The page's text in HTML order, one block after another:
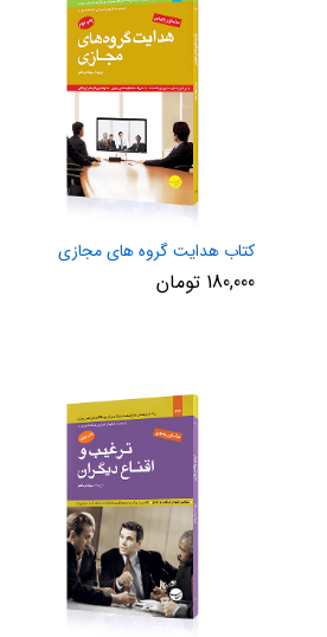
کتاب هدایت گروه های مجازی
180,000 تومان